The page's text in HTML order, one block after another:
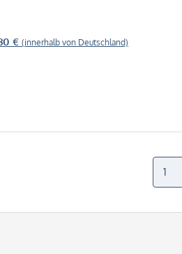
€ (innerhalb von Deutschland)